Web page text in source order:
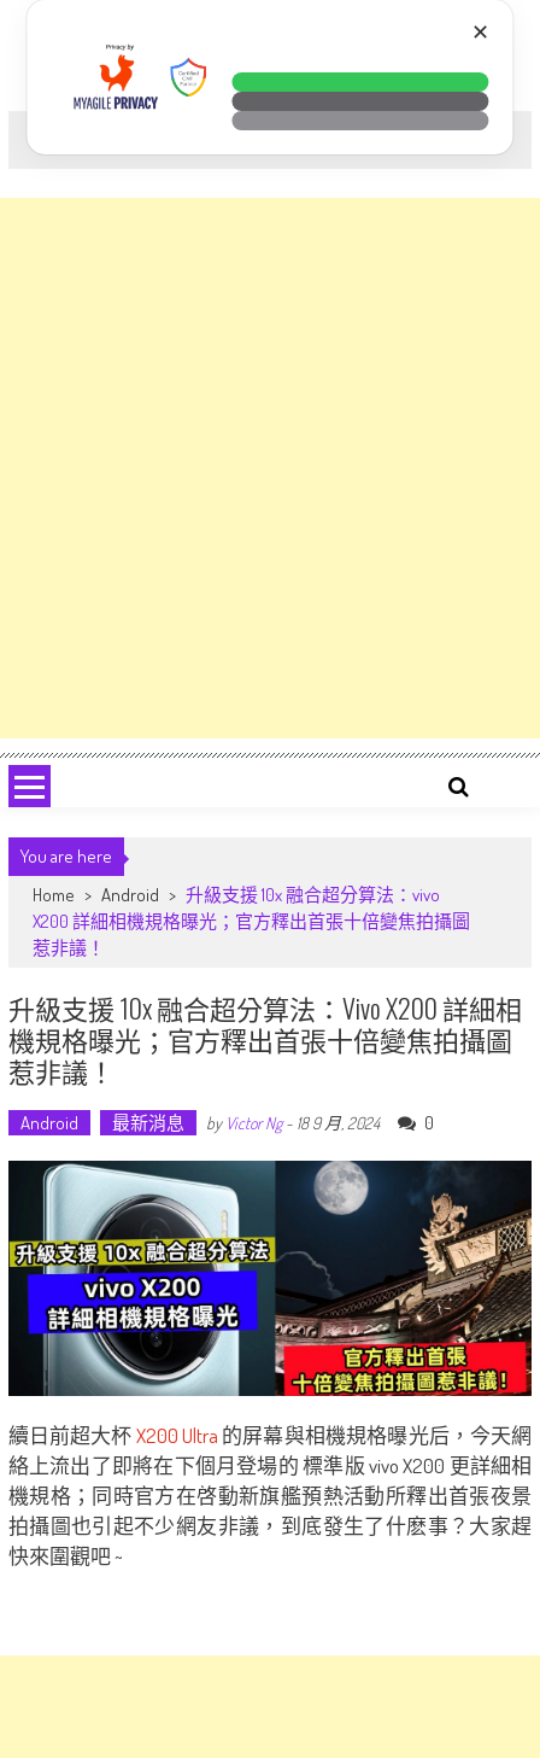
科技. 生活. 攝影.
You are here
Home > Android > 升級支援 10x 融合超分算法：vivo
X200 詳細相機規格曝光；官方釋出首張十倍變焦拍攝圖
惹非議！
升級支援 10x 融合超分算法：vivo X200 詳細相
機規格曝光；官方釋出首張十倍變焦拍攝圖
惹非議！
Android 最新消息 by Victor Ng- 18 9 月, 2024 0
續日前超大杯X200 Ultra 的屏幕與相機規格曝光后，今天網
絡上流出了即將在下個月登場的 標準版 vivo X200 更詳細相
機規格；同時官方在啓動新旗艦預熱活動所釋出首張夜景
拍攝圖也引起不少網友非議，到底發生了什麽事？大家趕
快來圍觀吧 ~
✕